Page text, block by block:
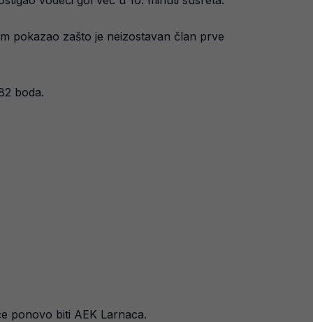
pokazao zašto je neizostavan član prve
boda.
ponovo biti AEK Larnaca.